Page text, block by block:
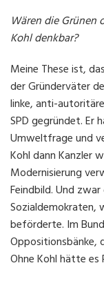
Wären die
Kohl denkbar?
Meine These ist,
der Gründerväter
linke, anti-
SPD gegründet. Er
Umweltfrage und
Kohl dann Kanzler
Modernisierung
Feindbild. Und
Sozialdemokraten,
beförderte. Im
Oppositionsbänke,
Ohne Kohl hätte es